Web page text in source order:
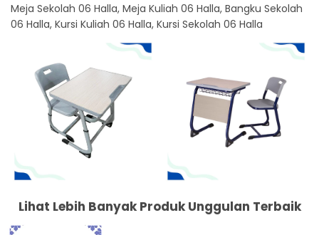
Meja Sekolah 06 Halla, Meja Kuliah 06 Halla, Bangku Sekolah
06 Halla, Kursi Kuliah 06 Halla, Kursi Sekolah 06 Halla
Lihat Lebih Banyak Produk Unggulan Terbaik